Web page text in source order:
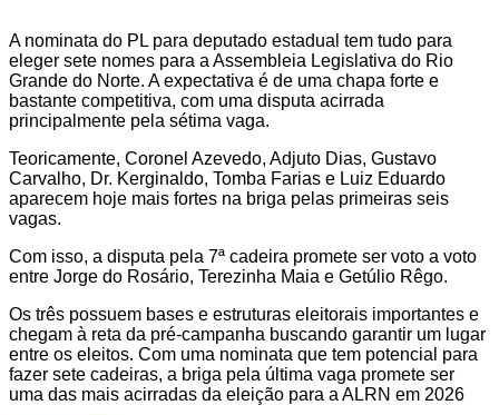
A nominata do PL para deputado estadual tem tudo para
eleger sete nomes para a Assembleia Legislativa do Rio
Grande do Norte. A expectativa é de uma chapa forte e
bastante competitiva, com uma disputa acirrada
principalmente pela sétima vaga.
Teoricamente, Coronel Azevedo, Adjuto Dias, Gustavo
Carvalho, Dr. Kerginaldo, Tomba Farias e Luiz Eduardo
aparecem hoje mais fortes na briga pelas primeiras seis
vagas.
Com isso, a disputa pela 7ª cadeira promete ser voto a voto
entre Jorge do Rosário, Terezinha Maia e Getúlio Rêgo.
Os três possuem bases e estruturas eleitorais importantes e
chegam à reta da pré-campanha buscando garantir um lugar
entre os eleitos. Com uma nominata que tem potencial para
fazer sete cadeiras, a briga pela última vaga promete ser
uma das mais acirradas da eleição para a ALRN em 2026